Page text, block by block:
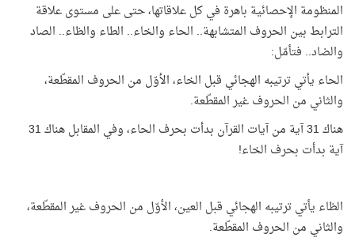
المنظومة الإحصائية باهرة في كل علاقاتها، حتى على مستوى علاقة
الترابط بين الحروف المتشابهة.. الحاء والخاء.. الطاء والظاء.. الصاد
والضاد.. فتأمّل:
الحاء يأتي ترتيبه الهجائي قبل الخاء، الأوّل من الحروف المقطّعة،
والثاني من الحروف غير المقطّعة.
هناك 31 آية من آيات القرآن بدأت بحرف الحاء، وفي المقابل هناك 31
آية بدأت بحرف الخاء!
الظاء يأتي ترتيبه الهجائي قبل العين، الأوّل من الحروف غير المقطّعة،
والثاني من الحروف المقطّعة.